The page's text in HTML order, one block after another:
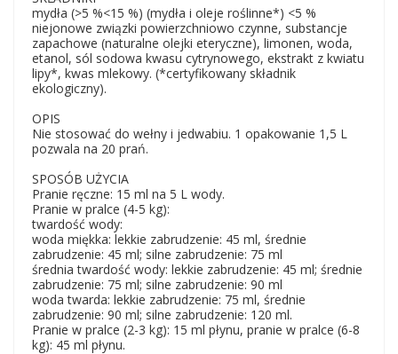
mydła (>5 %<15 %) (mydła i oleje roślinne*) <5 %
niejonowe związki powierzchniowo czynne, substancje
zapachowe (naturalne olejki eteryczne), limonen, woda,
etanol, sól sodowa kwasu cytrynowego, ekstrakt z kwiatu
lipy*, kwas mlekowy. (*certyfikowany składnik
ekologiczny).
OPIS
Nie stosować do wełny i jedwabiu. 1 opakowanie 1,5 L
pozwala na 20 prań.
SPOSÓB UŻYCIA
Pranie ręczne: 15 ml na 5 L wody.
Pranie w pralce (4-5 kg):
twardość wody:
woda miękka: lekkie zabrudzenie: 45 ml, średnie
zabrudzenie: 45 ml; silne zabrudzenie: 75 ml
średnia twardość wody: lekkie zabrudzenie: 45 ml; średnie
zabrudzenie: 75 ml; silne zabrudzenie: 90 ml
woda twarda: lekkie zabrudzenie: 75 ml, średnie
zabrudzenie: 90 ml; silne zabrudzenie: 120 ml.
Pranie w pralce (2-3 kg): 15 ml płynu, pranie w pralce (6-8
kg): 45 ml płynu.